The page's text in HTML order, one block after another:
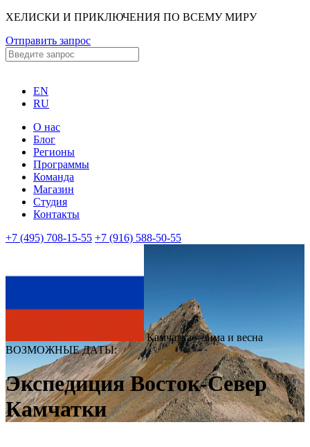
ХЕЛИСКИ И ПРИКЛЮЧЕНИЯ ПО ВСЕМУ МИРУ
Отправить запрос
EN
RU
О нас
Блог
Регионы
Программы
Команда
Магазин
Студия
Контакты
+7 (495) 708-15-55 +7 (916) 588-50-55
Камчатка – зима и весна
ВОЗМОЖНЫЕ ДАТЫ:
Экспедиция Восток-Север
Камчатки